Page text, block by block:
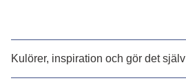
Kulörer, inspiration och gör det själv